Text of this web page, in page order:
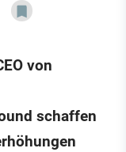
von
schaffen